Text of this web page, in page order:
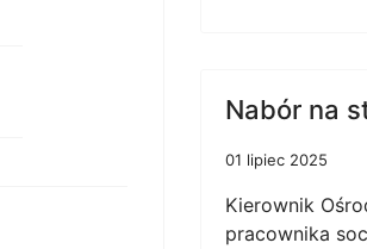
Nabór na
01 lipiec 2025
Kierownik
pracownika